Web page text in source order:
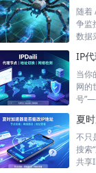
随着
争监
数据
当你
网的
号
不只
搜索
共享